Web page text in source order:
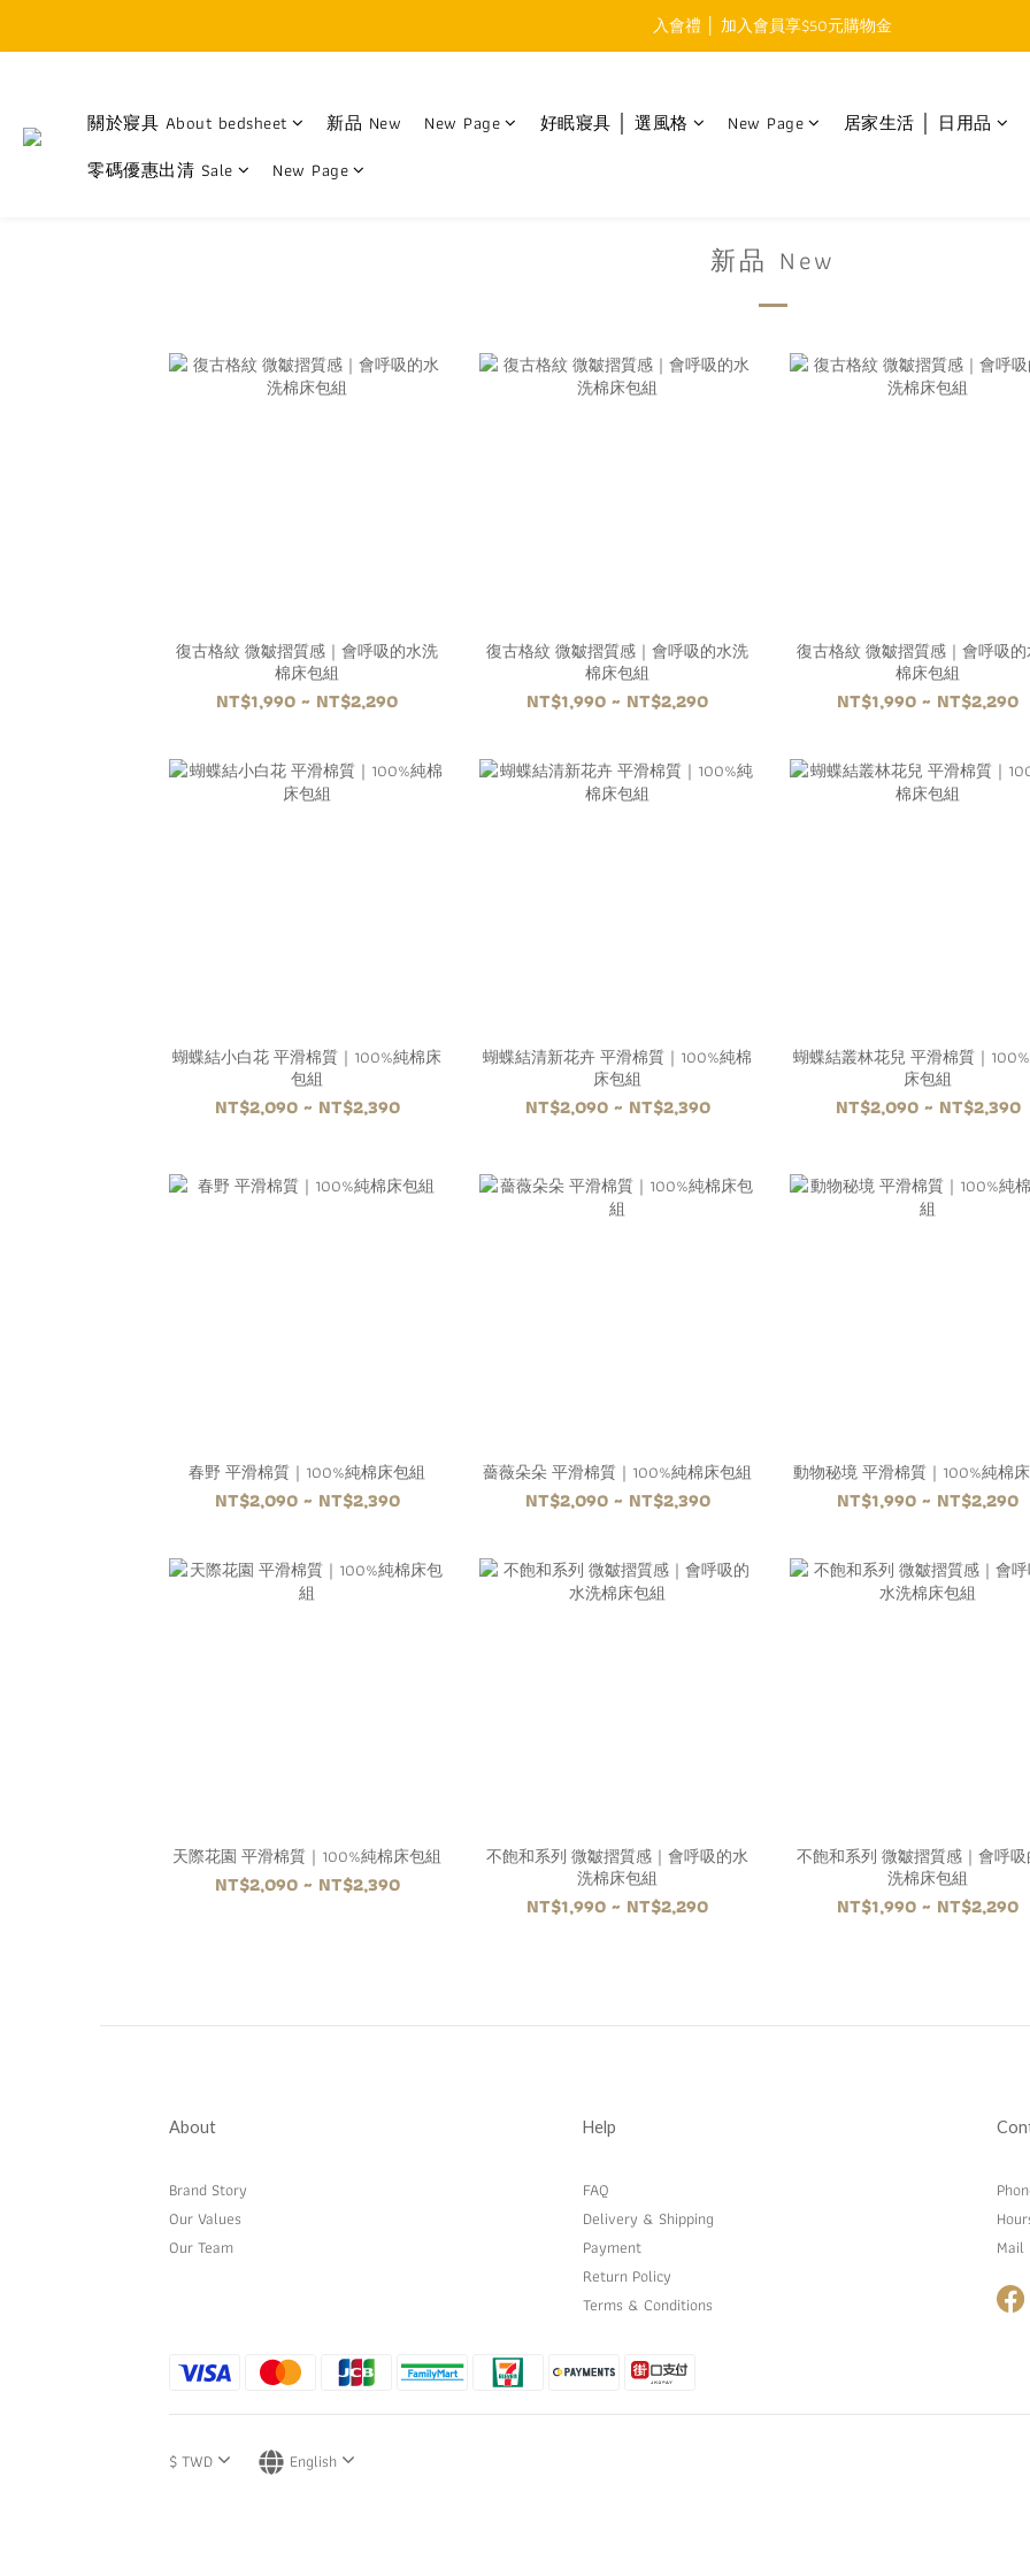
免運費 │ 滿$999元 超商取貨免運
入會禮 │ 加入會員享$50元購物金
關於寢具 About bedsheet 新品 New New Page 好眠寢具 │ 選風格 New Page
居家生活 │ 日用品
零碼優惠出清 Sale
New Page
新品 New
復古格紋 微皺摺質感｜會呼吸的水洗
棉床包組
NT$1,990 ~ NT$2,290
復古格紋 微皺摺質感｜會呼吸的水洗
棉床包組
NT$1,990 ~ NT$2,290
復古格紋 微皺摺質感｜會呼吸
棉床包組
NT$1,990 ~ NT$2,290
蝴蝶結小白花 平滑棉質｜100%純棉床
包組
NT$2,090 ~ NT$2,390
蝴蝶結清新花卉 平滑棉質｜100%純棉
床包組
NT$2,090 ~ NT$2,390
蝴蝶結叢林花兒 平滑棉質｜
床包組
NT$2,090 ~ NT$2,390
春野 平滑棉質｜100%純棉床包組
NT$2,090 ~ NT$2,390
薔薇朵朵 平滑棉質｜100%純棉床包組
NT$2,090 ~ NT$2,390
動物秘境 平滑棉質｜100%純棉
NT$1,990 ~ NT$2,290
天際花園 平滑棉質｜100%純棉床包組
NT$2,090 ~ NT$2,390
不飽和系列 微皺摺質感｜會呼吸的水
洗棉床包組
NT$1,990 ~ NT$2,290
不飽和系列 微皺摺質感｜會呼
洗棉床包組
NT$1,990 ~ NT$2,290
About
Brand Story
Our Values
Our Team
Help
FAQ
Delivery & Shipping
Payment
Return Policy
Terms & Conditions
Mail
$TWD English